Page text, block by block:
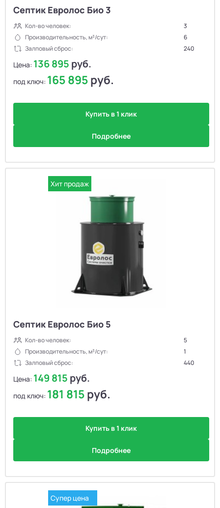
Септик Евролос Био 3
Кол-во человек:
3
Производительность, м³/сут:
6
Залповый сброс:
240
Цена: 136 895 руб.
под ключ: 165 895руб.
Купить в 1 клик
Подробнее
Хит продаж
Септик Евролос Био 5
Кол-во человек:
5
Производительность, м³/сут:
1
Залповый сброс:
440
Цена: 149 815 руб.
под ключ: 181 815руб.
Купить в 1 клик
Подробнее
Супер цена